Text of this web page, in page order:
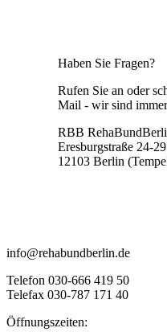
Haben Sie Fragen?
Rufen Sie an oder
Mail - wir sind
RBB
Eresburgstraße 24-29
12103 Berlin
info@rehabundberlin.de
Telefon 030-666 419 50
Telefax 030-787 171 40
Öffnungszeiten: